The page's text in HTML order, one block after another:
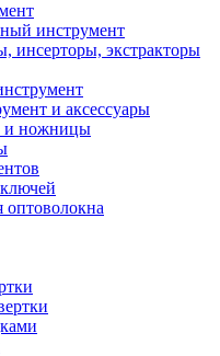
инструмент
инсерторы, экстракторы
и аксессуары
и ножницы